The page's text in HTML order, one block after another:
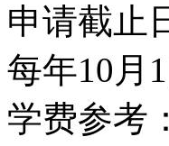
识。著名
鲁戏剧学
系。《时
申请截止
每年10月
学费参考：